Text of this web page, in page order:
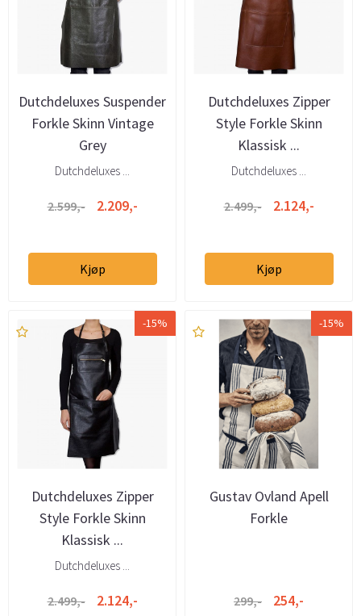
Dutchdeluxes Suspender
Forkle Skinn Vintage
Grey
Dutchdeluxes ...
2.599,- 2.209,-
Kjøp
Dutchdeluxes Zipper
Style Forkle Skinn
Klassisk ...
Dutchdeluxes ...
2.499,- 2.124,-
Kjøp
-15%
Dutchdeluxes Zipper
Style Forkle Skinn
Klassisk ...
Dutchdeluxes ...
2.499,- 2.124,-
-15%
Gustav Ovland Apell
Forkle
299,- 254,-